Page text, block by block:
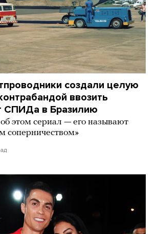
создали целую
ввозить
СПИДа в Бразилию
этом сериал — его называют